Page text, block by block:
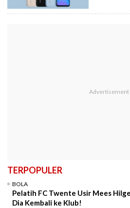
TERPOPULER
BOLA
Pelatih FC Twente Usir Mees
Dia Kembali ke Klub!